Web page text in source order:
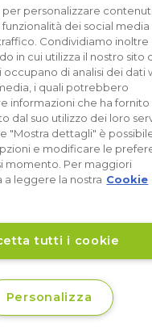
Non
personalizzare
dei social
Condividiamo inoltre
in cui utilizza il nostro sito
di analisi dei dati
i quali potrebbero
informazioni che ha fornito
dal suo utilizzo dei loro
"Mostra dettagli" è
e modificare le
momento. Per maggiori
a leggere la nostra Cookie
tutti i cookie
Personalizza